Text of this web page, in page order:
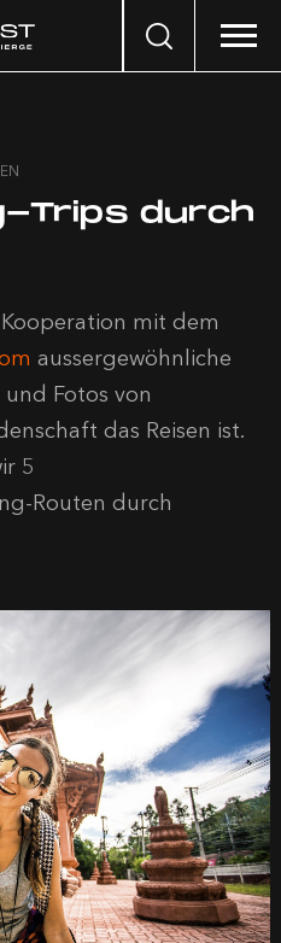
Search
Trips durch
mit dem
aussergewöhnliche
Fotos von
das Reisen ist.
5
Routen durch